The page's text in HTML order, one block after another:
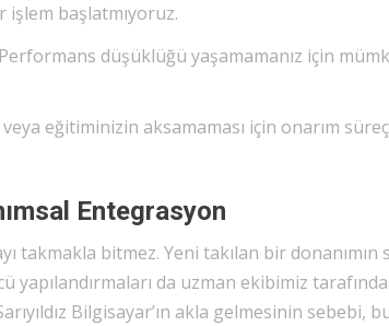
işlem başlatmıyoruz.
Performans düşüklüğü yaşamamanız için
eğitiminizin aksamaması için onarım
Entegrasyon
takmakla bitmez. Yeni takılan bir
yapılandırmaları da uzman ekibimiz
Bilgisayar’ın akla gelmesinin sebebi,